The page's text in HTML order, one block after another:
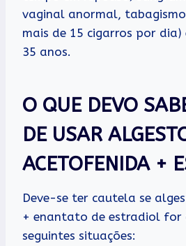
vaginal anormal,
mais de 15 cigarros por dia)
35 anos.
O QUE DEVO
DE USAR
ACETOFENIDA +
Deve-se ter cautela se
+ enantato de estradiol for
seguintes situações: